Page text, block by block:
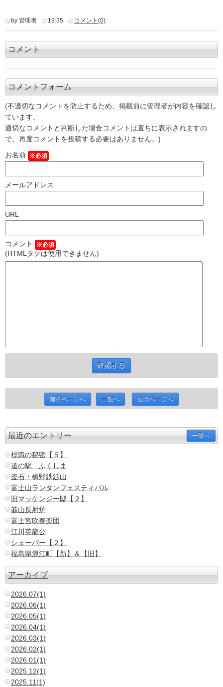
by 管理者 19:35 コメント(0)
コメント
コメントフォーム
(不適切なコメントを防止するため、掲載前に管理者が内容を確認し
ています。
適切なコメントと判断した場合コメントは直ちに表示されますの
で、再度コメントを投稿する必要はありません。)
お名前 ※必須
メールアドレス
URL
コメント ※必須
(HTMLタグは使用できません)
前のページへ 一覧へ 次のページへ
最近のエントリー 一覧へ
標識の秘密【５】
道の駅 ふくしま
釜石・橋野鉄鉱山
富士山ランタンフェスティバル
旧マッケンジー邸【２】
韮山反射炉
富士宮吹奏楽団
江川英龍公
シェーバー【２】
福島県浪江町【新】＆【旧】
アーカイブ
2026.07(1)
2026.06(1)
2026.05(1)
2026.04(1)
2026.03(1)
2026.02(1)
2026.01(1)
2025.12(1)
2025.11(1)